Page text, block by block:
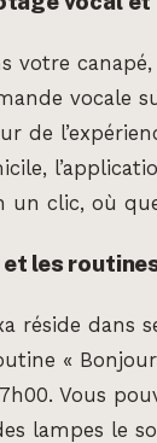
votre
vocale
de
un clic, où
les
réside dans
«
Vous
lampes le